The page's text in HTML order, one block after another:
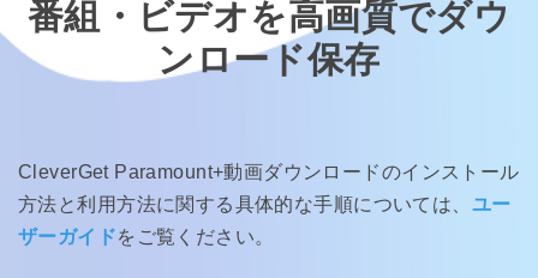
番組・ビデオを高画質でダウ
ンロード保存
CleverGet Paramount+動画ダウンロードのインストール
方法と利用方法に関する具体的な手順については、 ユー
ザーガイドをご覧ください。